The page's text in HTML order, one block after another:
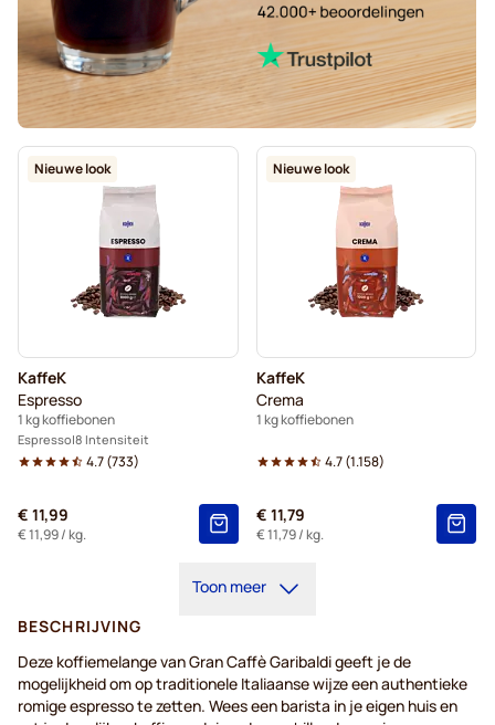
Nieuwe look
KaffeK
Espresso
1 kg koffiebonen
Espresso 8 Intensiteit
4.7(733)
€ 11,99
€ 11,99/ kg.
Nieuwe look
KaffeK
Crema
1 kg koffiebonen
4.7(1.158)
€ 11,79
€ 11,79/ kg.
Toon meer
BESCHRIJVING
Deze koffiemelange van Gran Caffè Garibaldi geeft je de
mogelijkheid om op traditionele Italiaanse wijze een authentieke
romige espresso te zetten. Wees een barista in je eigen huis en